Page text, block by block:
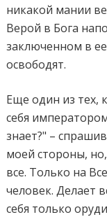
никакой мании
Верой в Бога
заключенном в
освободят.
Еще один из тех,
себя
знает?" –
моей стороны,
все. Только на
человек. Делает
себя только